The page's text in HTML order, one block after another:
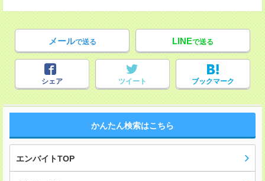
メールで送る LINEで送る
シェア ツイート ブックマーク
かんたん検索はこちら
エンバイトTOP